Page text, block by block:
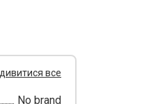
дивитися все
No brand